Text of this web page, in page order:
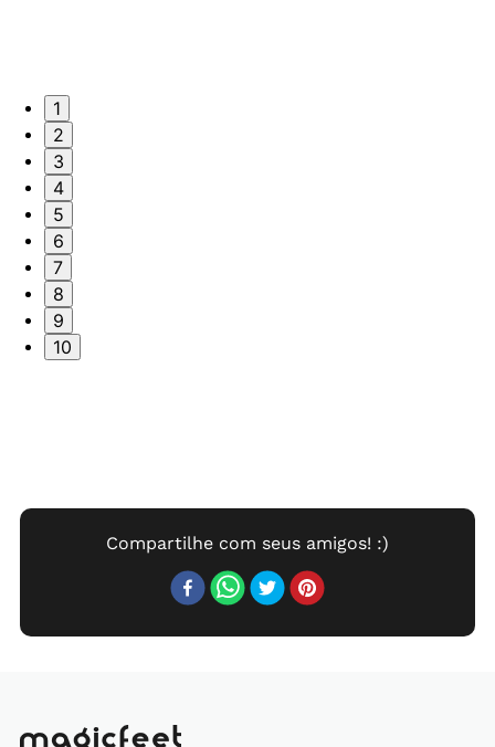
1
2
3
4
5
6
7
8
9
10